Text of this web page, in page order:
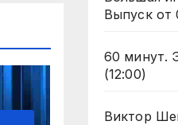
Выпуск от
60 минут.
(12:00)
Виктор